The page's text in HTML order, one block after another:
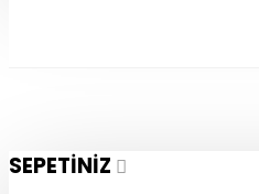
SEPETINIZ